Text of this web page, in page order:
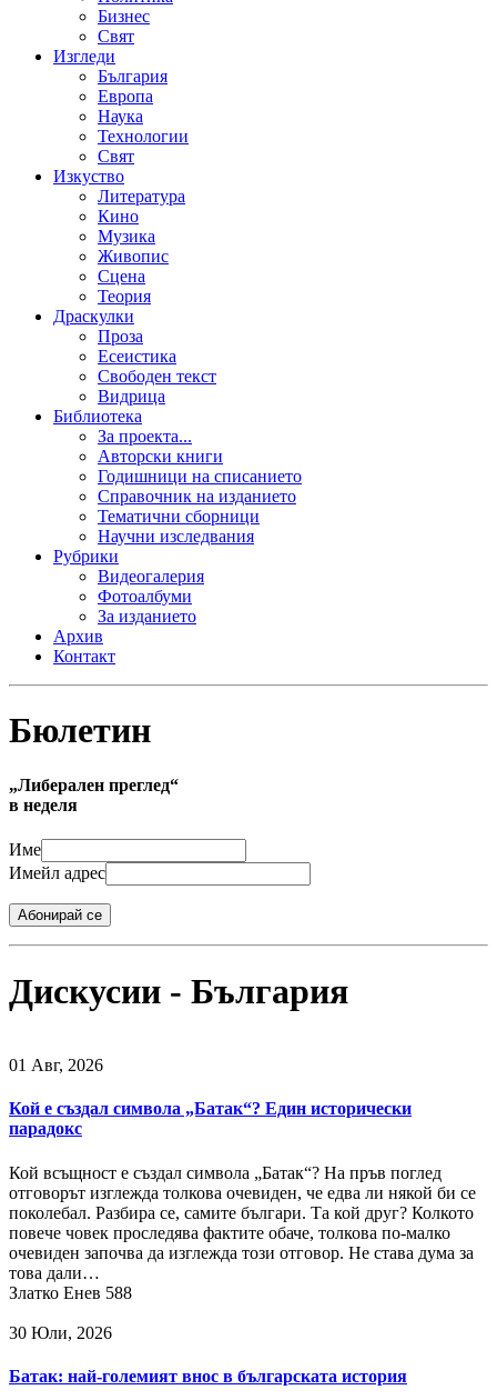
Бизнес
Свят
Изгледи
България
Европа
Наука
Технологии
Свят
Изкуство
Литература
Кино
Музика
Живопис
Сцена
Теория
Драскулки
Проза
Есеистика
Свободен текст
Видрица
Библиотека
За проекта...
Авторски книги
Годишници на списанието
Справочник на изданието
Тематични сборници
Научни изследвания
Рубрики
Видеогалерия
Фотоалбуми
За изданието
Архив
Контакт
Бюлетин
„Либерален преглед“
в неделя
Име
Имейл адрес
Абонирай се
Дискусии - България
01 Авг, 2026
Кой е създал символа „Батак“? Един исторически
парадокс
Кой всъщност е създал символа „Батак“? На пръв поглед
отговорът изглежда толкова очевиден, че едва ли някой би се
поколебал. Разбира се, самите българи. Та кой друг? Колкото
повече човек проследява фактите обаче, толкова по-малко
очевиден започва да изглежда този отговор. Не става дума за
това дали…
Златко Енев 588
30 Юли, 2026
Батак: най-големият внос в българската история